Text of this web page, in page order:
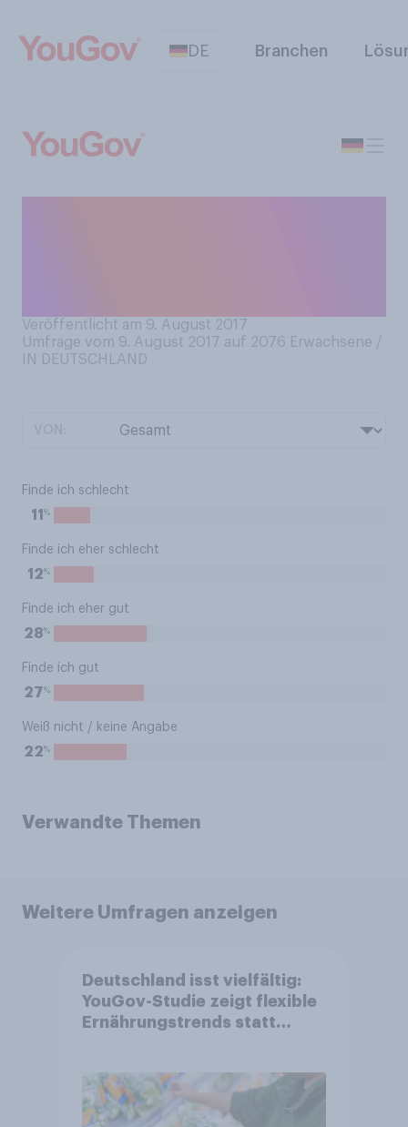
DE Branchen
Veröffentlicht am 9. August 2017
Umfrage vom 9. August 2017 auf 2076 Erwachsene /
IN DEUTSCHLAND
Finde ich schlecht
11 %
Finde ich eher schlecht
12%
Finde ich eher gut
28%
Finde ich gut
27%
Weiß nicht / keine Angabe
22%
Verwandte Themen
Weitere Umfragen anzeigen
Deutschland isst vielfältig:
YouGov-Studie zeigt flexible
Ernährungstrends statt